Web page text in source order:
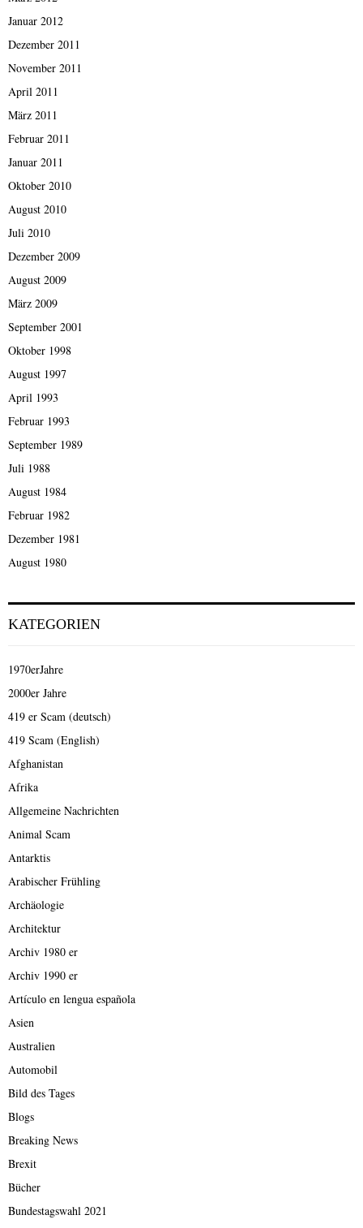
Januar 2012
Dezember 2011
November 2011
April 2011
März 2011
Februar 2011
Januar 2011
Oktober 2010
August 2010
Juli 2010
Dezember 2009
August 2009
März 2009
September 2001
Oktober 1998
August 1997
April 1993
Februar 1993
September 1989
Juli 1988
August 1984
Februar 1982
Dezember 1981
August 1980
KATEGORIEN
1970erJahre
2000er Jahre
419 er Scam (deutsch)
419 Scam (English)
Afghanistan
Afrika
Allgemeine Nachrichten
Animal Scam
Antarktis
Arabischer Frühling
Archäologie
Architektur
Archiv 1980 er
Archiv 1990 er
Artículo en lengua española
Asien
Australien
Automobil
Bild des Tages
Blogs
Breaking News
Brexit
Bücher
Bundestagswahl 2021